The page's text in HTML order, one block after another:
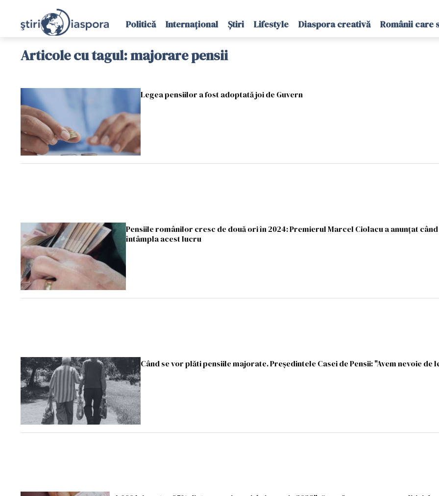
Politică Internațional Știri Lifestyle Diaspora creativă Românii care
Articole cu tagul: majorare pensii
Legea pensiilor a fost adoptată joi de Guvern
Pensiile românilor cresc de două ori în 2024: Premierul Marcel Ciolacu a anunțat când
întâmpla acest lucru
Când se vor plăti pensiile majorate. Preşedintele Casei de Pensii: "Avem nevoie de